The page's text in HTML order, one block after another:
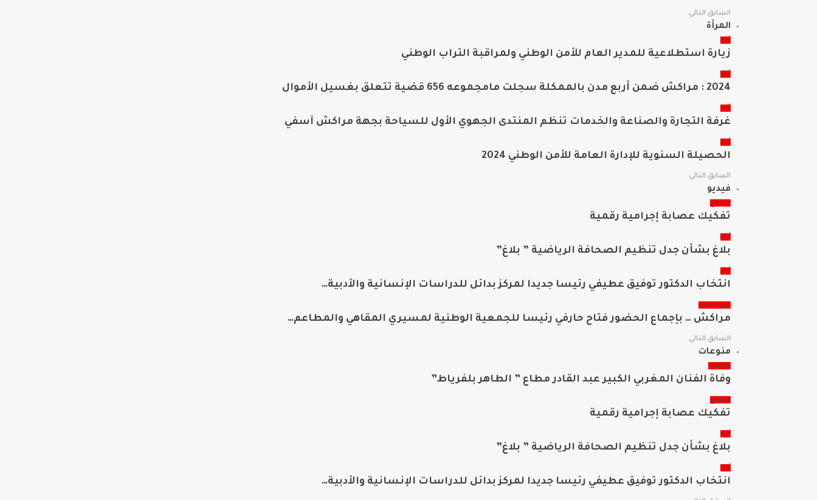
السابق التالي
المرأة
آراء
زيارة استطلاعية للمدير العام للأمن الوطني ولمراقبة التراب الوطني
آراء
2024 : مراكش ضمن أربع مدن بالممكلة سجلت مامجموعه 656 قضية تتعلق بغسيل الأموال
آراء
غرفة التجارة والصناعة والخدمات تنظم المنتدى الجهوي الأول للسياحة بجهة مراكش آسفي
آراء
الحصيلة السنوية للإدارة العامة للأمن الوطني 2024
السابق التالي
فيديو
مجتمع
تفكيك عصابة إجرامية رقمية
آراء
بلاغ بشأن جدل تنظيم الصحافة الرياضية ” بلاغ”
آراء
انتخاب الدكتور توفيق عطيفي رئيسا جديدا لمركز بدائل للدراسات الإنسانية والأدبية…
غير مصنف
مراكش … بإجماع الحضور فتاح حارفي رئيسا للجمعية الوطنية لمسيري المقاهي والمطاعم…
السابق التالي
منوعات
منوعات
وفاة الفنان المغربي الكبير عبد القادر مطاع ” الطاهر بلفرياط”
مجتمع
تفكيك عصابة إجرامية رقمية
آراء
بلاغ بشأن جدل تنظيم الصحافة الرياضية ” بلاغ”
آراء
انتخاب الدكتور توفيق عطيفي رئيسا جديدا لمركز بدائل للدراسات الإنسانية والأدبية…